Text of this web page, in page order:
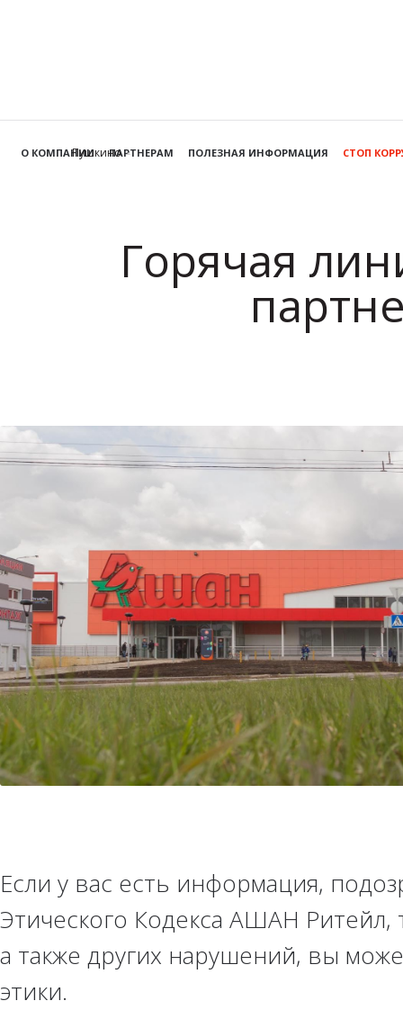
Пушкино
О КОМПАНИИ ПАРТНЕРАМ ПОЛЕЗНАЯ ИНФОРМАЦИЯ СТОП
Горячая
Если у вас есть информация,
Этического Кодекса АШАН Ритейл,
а также других нарушений, вы
этики.